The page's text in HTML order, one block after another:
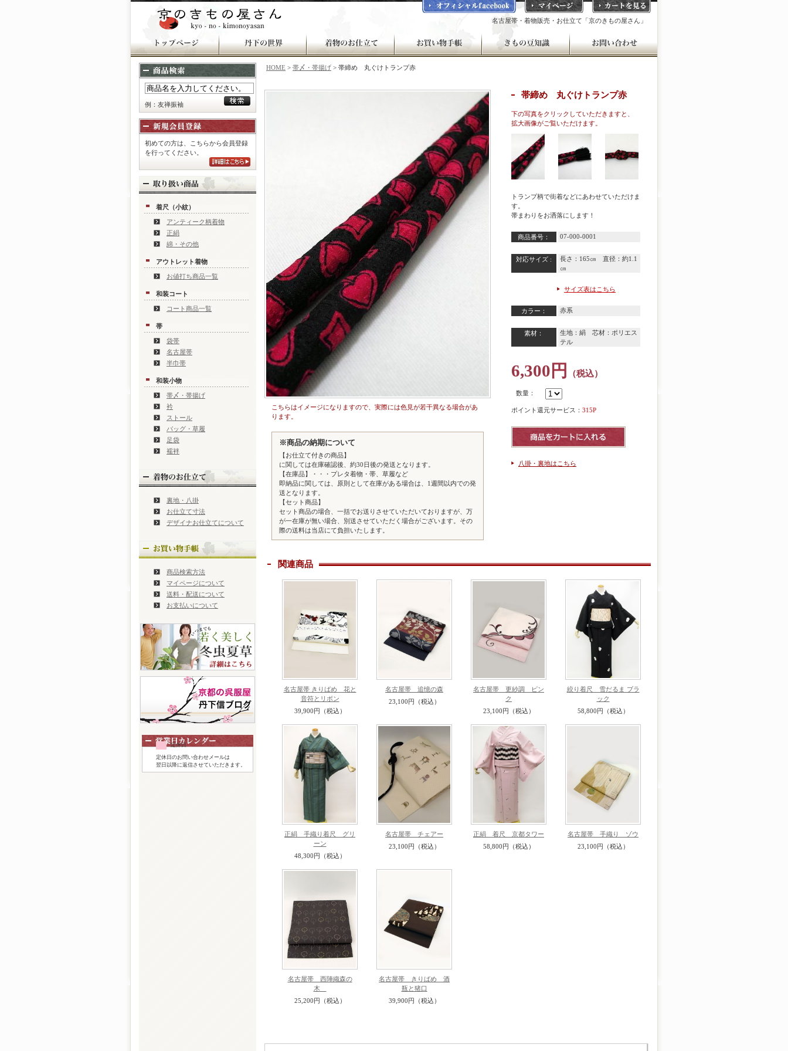
名古屋帯・着物販売・お仕立て「京のきもの屋さん」
HOME > 帯〆・帯揚げ > 帯締め 丸ぐけトランプ赤
帯締め 丸ぐけトランプ赤
下の写真をクリックしていただきますと、
拡大画像がご覧いただけます。
トランプ柄で街着などにあわせていただけま
す。
帯まわりをお洒落にします！
商品番号： 07-000-0001
対応サイズ :
長さ：165㎝ 直径：約1.1
㎝
サイズ表はこちら
カラー： 赤系
素材：
生地：絹 芯材：ポリエス
テル
6,300円 （税込）
数量：
ポイント還元サービス： 315P
八掛・裏地はこちら
こちらはイメージになりますので、実際には色見が若干異なる場合があ
ります。
※商品の納期について
【お仕立て付きの商品】
に関しては在庫確認後、約30日後の発送となります。
【在庫品】・・・プレタ着物・帯、草履など
即納品に関しては、原則として在庫がある場合は、1週間以内での発
送となります。
【セット商品】
セット商品の場合、一括でお送りさせていただいておりますが、万
が一在庫が無い場合、別送させていただく場合がございます。その
際の送料は当店にて負担いたします。
関連商品
名古屋帯 きりばめ 花と
音符とリボン
39,900円（税込）
名古屋帯 追憶の森
23,100円（税込）
名古屋帯 更紗調 ピン
ク
23,100円（税込）
絞り着尺 雪だるま ブラ
ック
58,800円（税込）
正絹 手織り着尺 グリ
ーン
48,300円（税込）
名古屋帯 チェアー
23,100円（税込）
正絹 着尺 京都タワー
58,800円（税込）
名古屋帯 手織り ゾウ
23,100円（税込）
名古屋帯 西陣織森の
木
25,200円（税込）
名古屋帯 きりばめ 酒
瓶と猪口
39,900円（税込）
例：友禅振袖
初めての方は、こちらから会員登録
を行ってください。
着尺（小紋）
アンティーク柄着物
正絹
綿・その他
アウトレット着物
お値打ち商品一覧
和装コート
コート商品一覧
帯
袋帯
名古屋帯
半巾帯
和装小物
帯〆・帯揚げ
衿
ストール
バッグ・草履
足袋
襦袢
裏地・八掛
お仕立て寸法
デザイナお仕立てについて
商品検索方法
マイページについて
送料・配送について
お支払いについて
定休日
定休日のお問い合わせメールは
翌日以降に返信させていただきます。